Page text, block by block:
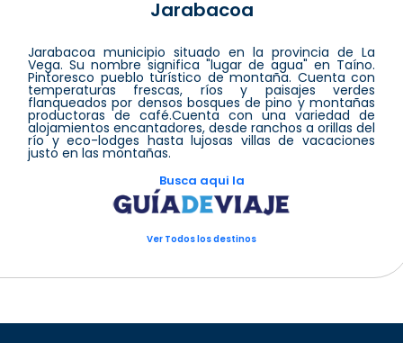
Jarabacoa
Jarabacoa municipio situado en la provincia de La
Vega. Su nombre significa "lugar de agua" en Taíno.
Pintoresco pueblo turístico de montaña. Cuenta con
temperaturas frescas, ríos y paisajes verdes
flanqueados por densos bosques de pino y montañas
productoras de café.Cuenta con una variedad de
alojamientos encantadores, desde ranchos a orillas del
río y eco-lodges hasta lujosas villas de vacaciones
justo en las montañas.
Busca aqui la
Ver Todos los destinos